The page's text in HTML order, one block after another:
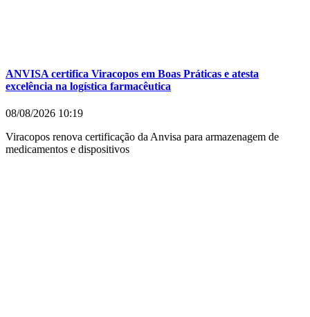
ANVISA certifica Viracopos em Boas Práticas e atesta
excelência na logística farmacêutica
08/08/2026 10:19
Viracopos renova certificação da Anvisa para armazenagem de
medicamentos e dispositivos